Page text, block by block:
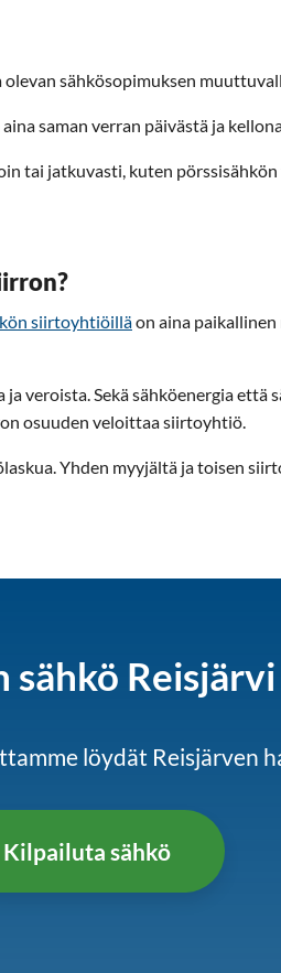
sähkösopimuksen
saman verran päivästä ja
tai jatkuvasti, kuten pörssisähkön
siirtoyhtiöilläon aina
veroista. Sekä sähköenergia
osuuden veloittaa siirtoyhtiö.
Yhden myyjältä ja toisen
sähkö Reisjärvi
löydät Reisjärven
Kilpailuta sähkö